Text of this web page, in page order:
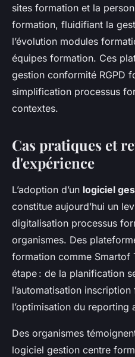
sites formation et la
formation, fluidifiant la
l’évolution modules
équipes formation. Ces
gestion conformité RGPD
simplification processus
contextes.
Cas pratiques et
d'expérience
L’adoption d’un logiciel
constitue aujourd’hui un
digitalisation processus
organismes. Des
formation comme Smartof
étape : de la planification
l’automatisation
l’optimisation du reporting
Des organismes
logiciel gestion centre